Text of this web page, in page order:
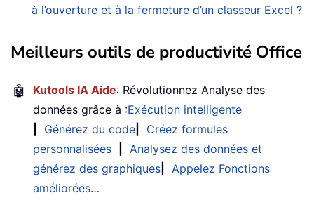
à l’ouverture et à la fermeture d’un classeur Excel ?
Meilleurs outils de productivité Office
🤖 Kutools IA Aide: Révolutionnez Analyse des
données grâce à :Exécution intelligente
Générez du code
Créez formules
personnalisées
Analysez des données et
générez des graphiques
Appelez Fonctions
améliorées…